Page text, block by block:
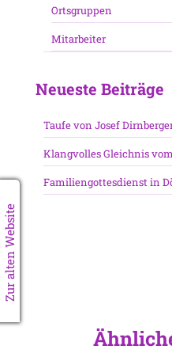
Ortsgruppen
Mitarbeiter
Neueste Beiträge
Taufe von Josef
Klangvolles Gleichnis
Familiengottesdienst in
Zur alten Website